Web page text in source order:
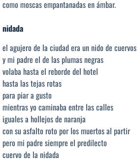
como moscas empantanadas en ámbar.
nidada
el agujero de la ciudad era un nido de cuervos
y mi padre el de las plumas negras
volaba hasta el reborde del hotel
hasta las tejas rotas
para piar a gusto
mientras yo caminaba entre las calles
iguales a hollejos de naranja
con su asfalto roto por los muertos al partir
pero mi padre siempre el predilecto
cuervo de la nidada